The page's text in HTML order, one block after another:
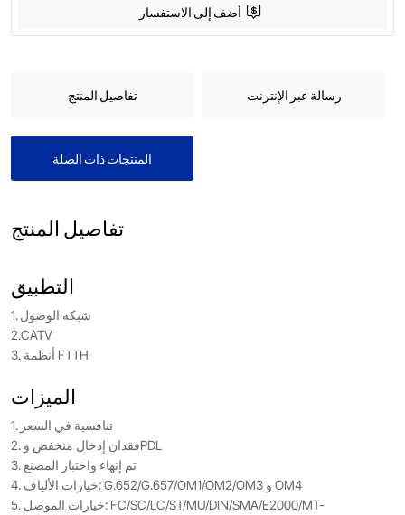
أضف إلى الاستفسار
تفاصيل المنتج رسالة عبر الإنترنت
المنتجات ذات الصلة
تفاصيل المنتج
التطبيق
1. شبكة الوصول
2.CATV
3. أنظمة FTTH
الميزات
1. تنافسية في السعر
2. فقدان إدخال منخفض وPDL
3. تم إنهاء واختبار المصنع
4. خيارات الألياف: G.652/G.657/OM1/OM2/OM3 و OM4
5. خيارات الموصل: FC/SC/LC/ST/MU/DIN/SMA/E2000/MT-